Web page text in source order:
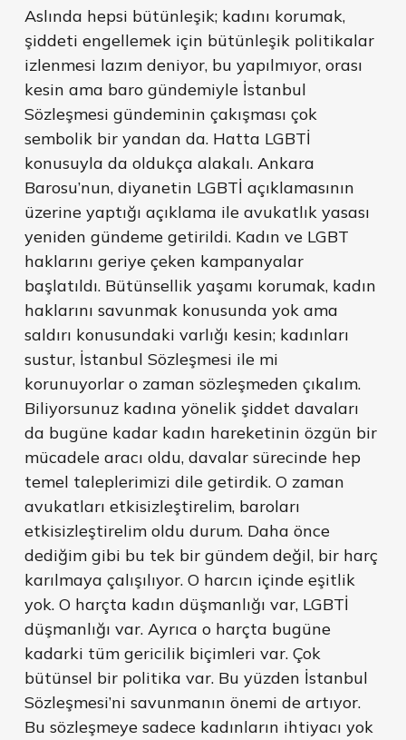
Aslında hepsi bütünleşik; kadını korumak,
şiddeti engellemek için bütünleşik politikalar
izlenmesi lazım deniyor, bu yapılmıyor, orası
kesin ama baro gündemiyle İstanbul
Sözleşmesi gündeminin çakışması çok
sembolik bir yandan da. Hatta LGBTİ
konusuyla da oldukça alakalı. Ankara
Barosu’nun, diyanetin LGBTİ açıklamasının
üzerine yaptığı açıklama ile avukatlık yasası
yeniden gündeme getirildi. Kadın ve LGBT
haklarını geriye çeken kampanyalar
başlatıldı. Bütünsellik yaşamı korumak, kadın
haklarını savunmak konusunda yok ama
saldırı konusundaki varlığı kesin; kadınları
sustur, İstanbul Sözleşmesi ile mi
korunuyorlar o zaman sözleşmeden çıkalım.
Biliyorsunuz kadına yönelik şiddet davaları
da bugüne kadar kadın hareketinin özgün bir
mücadele aracı oldu, davalar sürecinde hep
temel taleplerimizi dile getirdik. O zaman
avukatları etkisizleştirelim, baroları
etkisizleştirelim oldu durum. Daha önce
dediğim gibi bu tek bir gündem değil, bir harç
karılmaya çalışılıyor. O harcın içinde eşitlik
yok. O harçta kadın düşmanlığı var, LGBTİ
düşmanlığı var. Ayrıca o harçta bugüne
kadarki tüm gericilik biçimleri var. Çok
bütünsel bir politika var. Bu yüzden İstanbul
Sözleşmesi’ni savunmanın önemi de artıyor.
Bu sözleşmeye sadece kadınların ihtiyacı yok